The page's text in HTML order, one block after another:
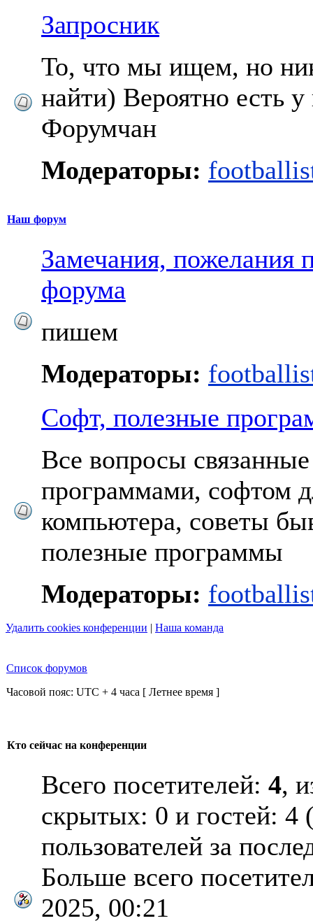
Запросник
То, что мы ищем, но
найти) Вероятно есть
Форумчан
Модераторы:
Наш форум
Замечания, пожелания
форума
пишем
Модераторы:
Софт, полезные
Все вопросы
программами, софтом
компьютера, советы
полезные программы
Модераторы:
Удалить cookies конференции | Наша команда
Список форумов
Часовой пояс: UTC + 4 часа [ Летнее время ]
Кто сейчас на конференции
Всего посетителей: 4,
скрытых: 0 и гостей: 4
пользователей за
Больше всего
2025, 00:21